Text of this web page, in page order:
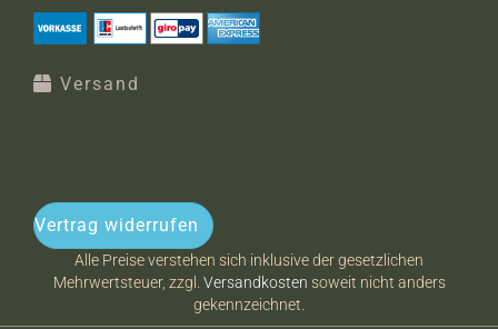
Versand
Vertrag widerrufen
Alle Preise verstehen sich inklusive der gesetzlichen
Mehrwertsteuer, zzgl. Versandkosten soweit nicht anders
gekennzeichnet.